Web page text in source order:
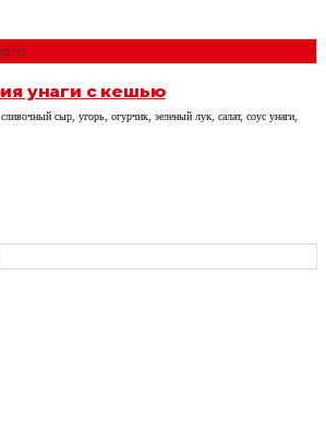
унаги с кешью
сыр, угорь, огурчик, зеленый лук, салат, соус унаги,